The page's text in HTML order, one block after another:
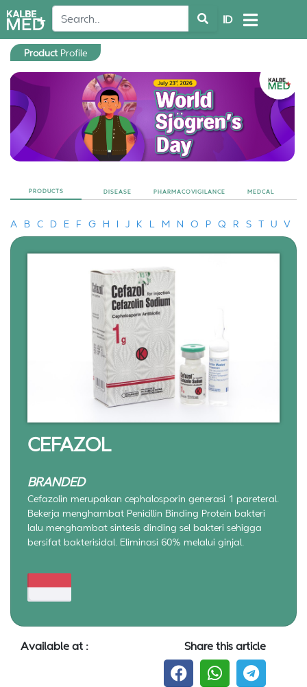
ID
Product Profile
PRODUCTS DISEASE PHARMACOVIGILANCE MEDCAL
A B C D E F G H I J K L M N O P Q R S T U V
CEFAZOL
BRANDED
Cefazolin merupakan cephalosporin generasi 1 pareteral.
Bekerja menghambat Penicillin Binding Protein bakteri
lalu menghambat sintesis dinding sel bakteri sehigga
bersifat bakterisidal. Eliminasi 60% melalui ginjal.
Available at : Share this article